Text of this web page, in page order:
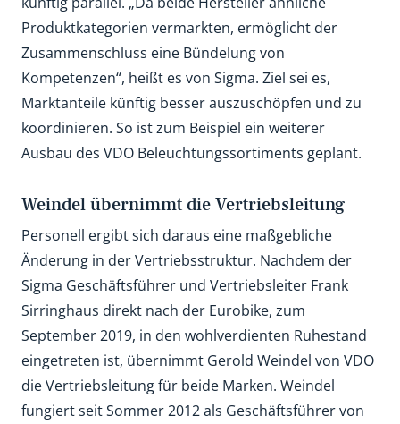
Produktkategorien vermarkten, ermöglicht der
Zusammenschluss eine Bündelung von
Kompetenzen“, heißt es von Sigma. Ziel sei es,
Marktanteile künftig besser auszuschöpfen und zu
koordinieren. So ist zum Beispiel ein weiterer
Ausbau des VDO Beleuchtungssortiments geplant.
Weindel übernimmt die Vertriebsleitung
Personell ergibt sich daraus eine maßgebliche
Änderung in der Vertriebsstruktur. Nachdem der
Sigma Geschäftsführer und Vertriebsleiter Frank
Sirringhaus direkt nach der Eurobike, zum
September 2019, in den wohlverdienten Ruhestand
eingetreten ist, übernimmt Gerold Weindel von VDO
die Vertriebsleitung für beide Marken. Weindel
fungiert seit Sommer 2012 als Geschäftsführer von